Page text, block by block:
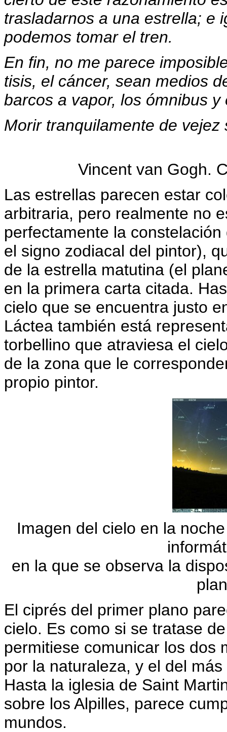
trasladarnos a una estrella; e
podemos tomar el tren.
En fin, no me parece
tisis, el cáncer, sean medios
barcos a vapor, los ómnibus
Morir tranquilamente de
Vincent van Gogh.
Las estrellas parecen estar
arbitraria, pero realmente no
perfectamente la
el signo zodiacal del pintor),
de la estrella matutina (el
en la primera carta citada.
cielo que se encuentra justo
Láctea también está
torbellino que atraviesa el
de la zona que le
propio pintor.
Imagen del cielo en la
en la que se observa la
El ciprés del primer plano
cielo. Es como si se tratase
permitiese comunicar los dos
por la naturaleza, y el del
Hasta la iglesia de Saint
sobre los Alpilles, parece
mundos.